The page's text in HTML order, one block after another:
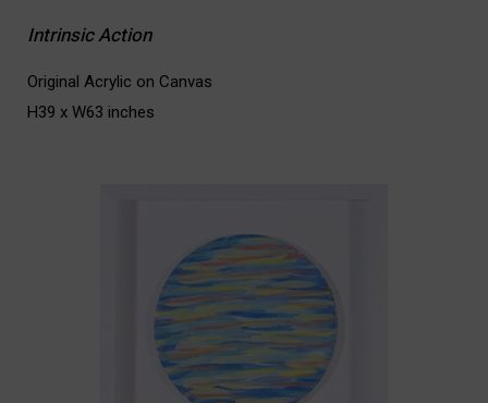
Intrinsic Action
Original Acrylic on Canvas
H39 x W63 inches